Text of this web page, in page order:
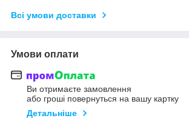
Всі умови доставки
Умови оплати
Ви отримаєте замовлення
або гроші повернуться на вашу картку
Детальніше